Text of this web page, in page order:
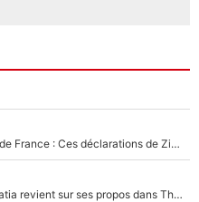
Michael Olise va se régaler en équipe de France : Ces déclarations de Zinedine Zidane qui prouvent qu'il va tout miser sur la star du Bayern Munich !
«Ç'a a été mal interprêté» : Medhi Benatia revient sur ses propos dans The Bridge et précise ses conditions pour rejoindre le PSG !